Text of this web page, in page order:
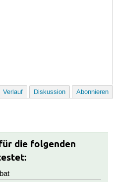
Verlauf Diskussion Abonnieren
die folgenden